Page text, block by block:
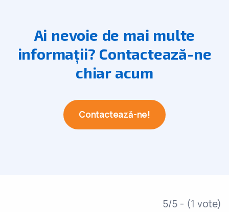
Ai nevoie de mai multe
informații? Contactează-ne
chiar acum
Contactează-ne!
5/5 - (1 vote)